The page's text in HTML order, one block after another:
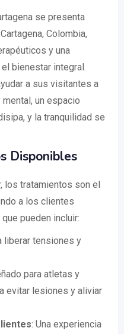
se presenta
Colombia,
y una
bienestar integral.
a sus visitantes a
un espacio
y la tranquilidad se
Disponibles
los tratamientos son el
a los clientes
pueden incluir:
liberar tensiones y
para atletas y
evitar lesiones y aliviar
: Una experiencia